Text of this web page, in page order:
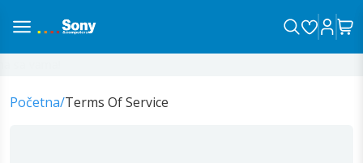
Početna/Terms Of Service